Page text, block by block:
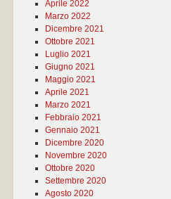
Aprile 2022
Marzo 2022
Dicembre 2021
Ottobre 2021
Luglio 2021
Giugno 2021
Maggio 2021
Aprile 2021
Marzo 2021
Febbraio 2021
Gennaio 2021
Dicembre 2020
Novembre 2020
Ottobre 2020
Settembre 2020
Agosto 2020